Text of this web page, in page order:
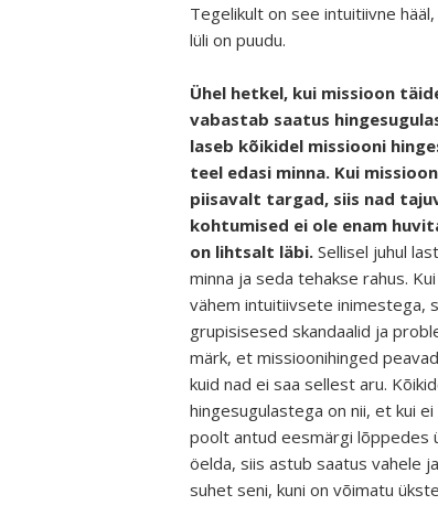
Tegelikult on see intuitiivne
lüli on puudu.
Ühel hetkel, kui missioon
vabastab saatus
laseb kõikidel missiooni
teel edasi minna. Kui
piisavalt targad, siis nad
kohtumised ei ole enam
on lihtsalt läbi. Sellisel juhul
minna ja seda tehakse rahus.
vähem intuitiivsete inimestega,
grupisisesed skandaalid ja
märk, et missioonihinged
kuid nad ei saa sellest aru.
hingesugulastega on nii, et kui
poolt antud eesmärgi lõppedes
öelda, siis astub saatus vahele
suhet seni, kuni on võimatu